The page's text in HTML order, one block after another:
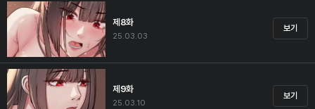
제8화
25.03.03
보기
제9화
25.03.10
보기